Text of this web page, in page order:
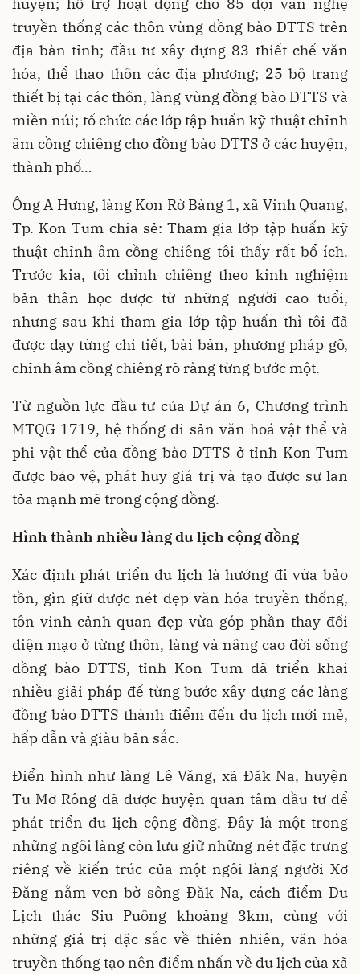
truyền thống các thôn vùng đồng bào DTTS trên
địa bàn tỉnh; đầu tư xây dựng 83 thiết chế văn
hóa, thể thao thôn các địa phương; 25 bộ trang
thiết bị tại các thôn, làng vùng đồng bào DTTS và
miền núi; tổ chức các lớp tập huấn kỹ thuật chỉnh
âm cồng chiêng cho đồng bào DTTS ở các huyện,
thành phố…
Ông A Hưng, làng Kon Rờ Bàng 1, xã Vinh Quang,
Tp. Kon Tum chia sẻ: Tham gia lớp tập huấn kỹ
thuật chỉnh âm cồng chiêng tôi thấy rất bổ ích.
Trước kia, tôi chỉnh chiêng theo kinh nghiệm
bản thân học được từ những người cao tuổi,
nhưng sau khi tham gia lớp tập huấn thì tôi đã
được dạy từng chi tiết, bài bản, phương pháp gõ,
chỉnh âm cồng chiêng rõ ràng từng bước một.
Từ nguồn lực đầu tư của Dự án 6, Chương trình
MTQG 1719, hệ thống di sản văn hoá vật thể và
phi vật thể của đồng bào DTTS ở tỉnh Kon Tum
được bảo vệ, phát huy giá trị và tạo được sự lan
tỏa mạnh mẽ trong cộng đồng.
Hình thành nhiều làng du lịch cộng đồng
Xác định phát triển du lịch là hướng đi vừa bảo
tồn, gìn giữ được nét đẹp văn hóa truyền thống,
tôn vinh cảnh quan đẹp vừa góp phần thay đổi
diện mạo ở từng thôn, làng và nâng cao đời sống
đồng bào DTTS, tỉnh Kon Tum đã triển khai
nhiều giải pháp để từng bước xây dựng các làng
đồng bào DTTS thành điểm đến du lịch mới mẻ,
hấp dẫn và giàu bản sắc.
Điển hình như làng Lê Văng, xã Đăk Na, huyện
Tu Mơ Rông đã được huyện quan tâm đầu tư để
phát triển du lịch cộng đồng. Đây là một trong
những ngôi làng còn lưu giữ những nét đặc trưng
riêng về kiến trúc của một ngôi làng người Xơ
Đăng nằm ven bờ sông Đăk Na, cách điểm Du
Lịch thác Siu Puông khoảng 3km, cùng với
những giá trị đặc sắc về thiên nhiên, văn hóa
truyền thống tạo nên điểm nhấn về du lịch của xã